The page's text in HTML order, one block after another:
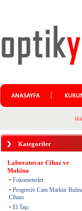
Haber 3
Kategoriler
Laboratuvar Cihaz ve
Makina
• Fokometreler
• Progresiv Cam Markür
Cihazı
• El Taşı